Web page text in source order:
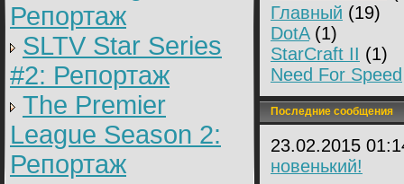
Репортаж
SLTV Star Series
#2: Репортаж
The Premier
League Season 2:
Репортаж
Главный (19)
DotA(1)
StarCraft II (1)
Need For Speed
Последние сообщения
23.02.2015
новенький!